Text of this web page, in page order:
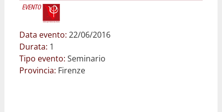
Data evento: 22/06/2016
Durata: 1
Tipo evento: Seminario
Provincia: Firenze